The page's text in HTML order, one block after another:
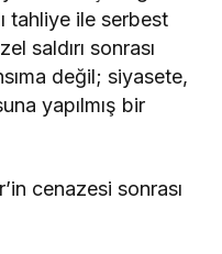
tahliye ile serbest
saldırı sonrası
değil; siyasete,
yapılmış bir
cenazesi sonrası